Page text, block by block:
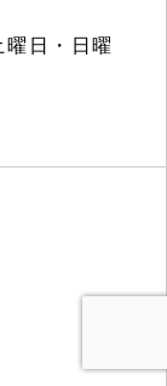
日・日曜